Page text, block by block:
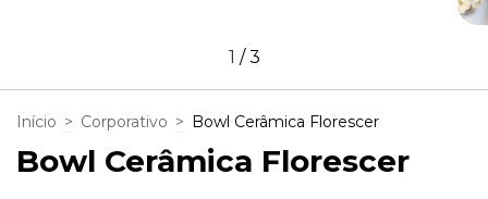
1 /3
Início > Corporativo > Bowl Cerâmica Florescer
Bowl Cerâmica Florescer